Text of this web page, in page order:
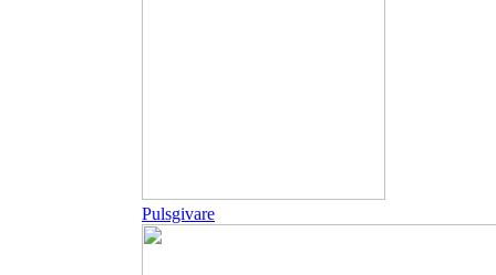
Pulsgivare